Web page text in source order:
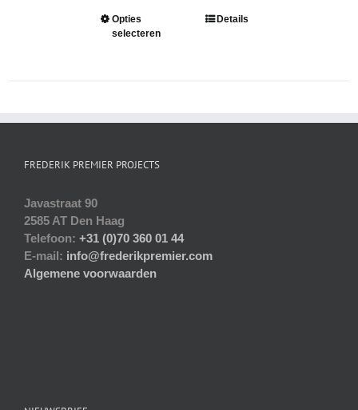
Opties
selecteren
Dit
optie
Details
FREDERIK PREMIER PROJECTS
Javastraat 90
2585 AT Den Haag
Telefoon: +31 (0)70 360 01 44
E-mail: info@frederikpremier.com
Algemene voorwaarden